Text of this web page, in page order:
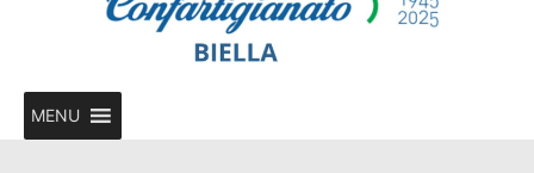
MENU